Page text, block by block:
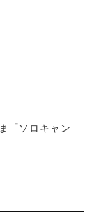
「ソロキャン